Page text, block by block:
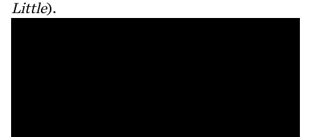
Little).